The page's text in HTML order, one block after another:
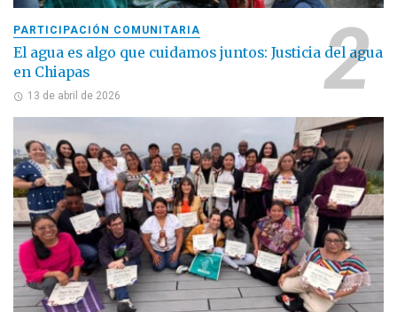
PARTICIPACIÓN COMUNITARIA
El agua es algo que cuidamos juntos: Justicia del agua
en Chiapas
13 de abril de 2026